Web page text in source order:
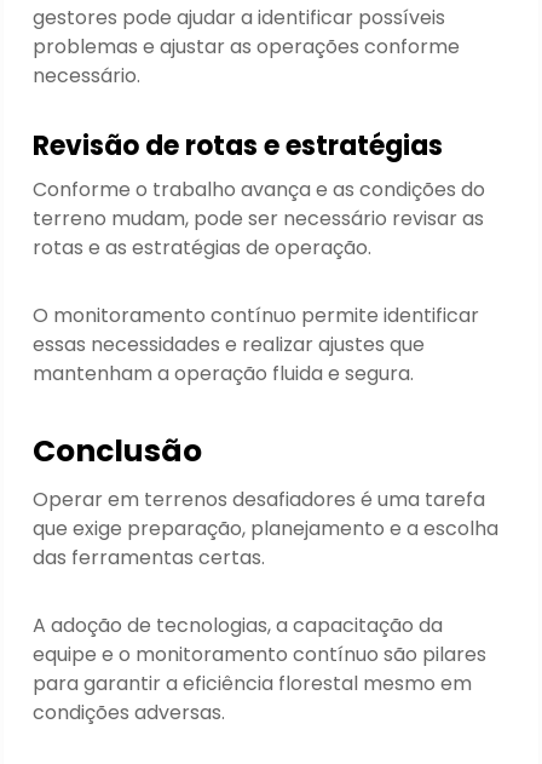
gestores pode ajudar a identificar possíveis
problemas e ajustar as operações conforme
necessário.
Revisão de rotas e estratégias
Conforme o trabalho avança e as condições do
terreno mudam, pode ser necessário revisar as
rotas e as estratégias de operação.
O monitoramento contínuo permite identificar
essas necessidades e realizar ajustes que
mantenham a operação fluida e segura.
Conclusão
Operar em terrenos desafiadores é uma tarefa
que exige preparação, planejamento e a escolha
das ferramentas certas.
A adoção de tecnologias, a capacitação da
equipe e o monitoramento contínuo são pilares
para garantir a eficiência florestal mesmo em
condições adversas.